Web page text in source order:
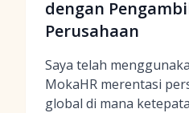
dengan
Perusahaan
Saya telah
MokaHR merentasi
global di mana